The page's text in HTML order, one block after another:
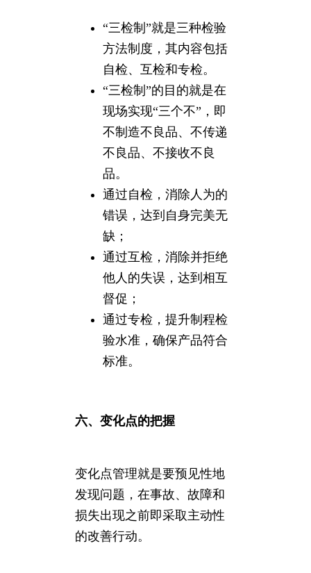
“三检制”就是三种检验
方法制度，其内容包括
自检、互检和专检。
“三检制”的目的就是在
现场实现“三个不”，即
不制造不良品、不传递
不良品、不接收不良
品。
通过自检，消除人为的
错误，达到自身完美无
缺；
通过互检，消除并拒绝
他人的失误，达到相互
督促；
通过专检，提升制程检
验水准，确保产品符合
标准。
六、变化点的把握
变化点管理就是要预见性地
发现问题，在事故、故障和
损失出现之前即采取主动性
的改善行动。